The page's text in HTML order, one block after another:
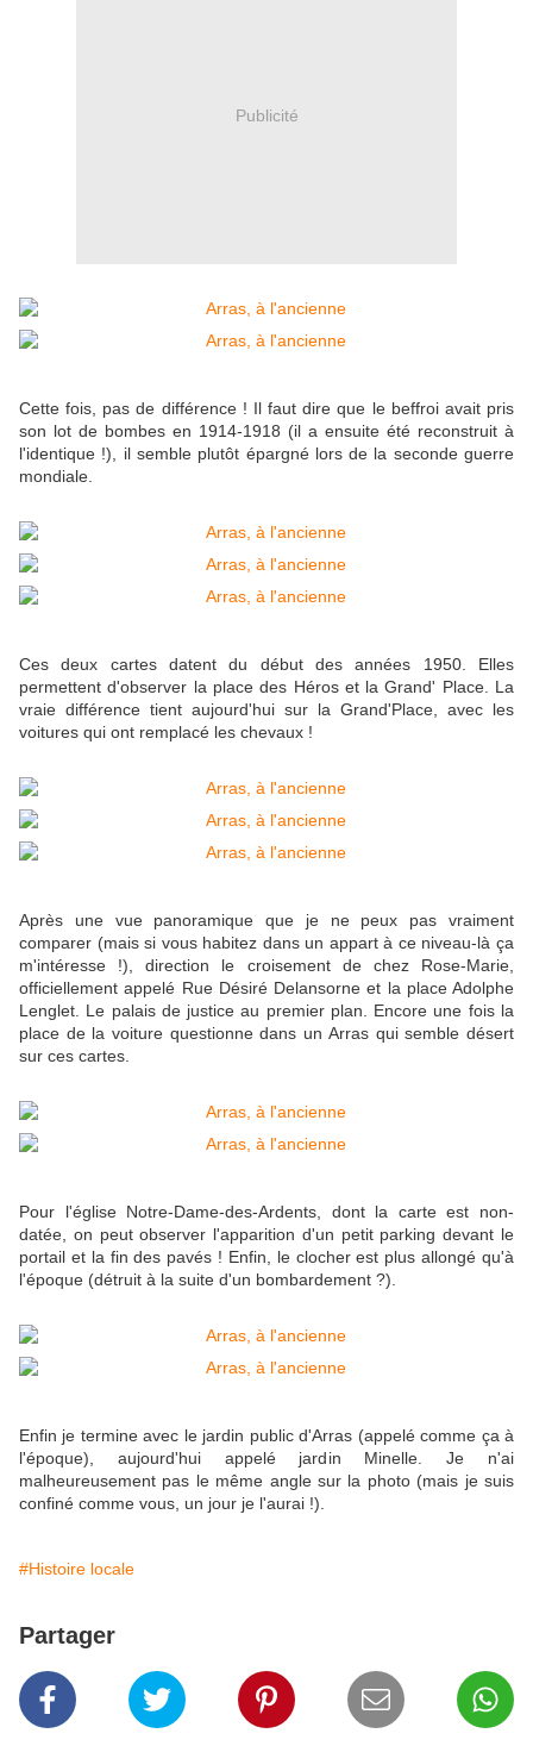
Publicité
Cette fois, pas de différence ! Il faut dire que le beffroi avait pris
son lot de bombes en 1914-1918 (il a ensuite été reconstruit à
l'identique !), il semble plutôt épargné lors de la seconde guerre
mondiale.
Ces deux cartes datent du début des années 1950. Elles
permettent d'observer la place des Héros et la Grand' Place. La
vraie différence tient aujourd'hui sur la Grand'Place, avec les
voitures qui ont remplacé les chevaux !
Après une vue panoramique que je ne peux pas vraiment
comparer (mais si vous habitez dans un appart à ce niveau-là ça
m'intéresse !), direction le croisement de chez Rose-Marie,
officiellement appelé Rue Désiré Delansorne et la place Adolphe
Lenglet. Le palais de justice au premier plan. Encore une fois la
place de la voiture questionne dans un Arras qui semble désert
sur ces cartes.
Pour l'église Notre-Dame-des-Ardents, dont la carte est non-
datée, on peut observer l'apparition d'un petit parking devant le
portail et la fin des pavés ! Enfin, le clocher est plus allongé qu'à
l'époque (détruit à la suite d'un bombardement ?).
Enfin je termine avec le jardin public d'Arras (appelé comme ça à
l'époque), aujourd'hui appelé jardin Minelle. Je n'ai
malheureusement pas le même angle sur la photo (mais je suis
confiné comme vous, un jour je l'aurai !).
#Histoire locale
Partager